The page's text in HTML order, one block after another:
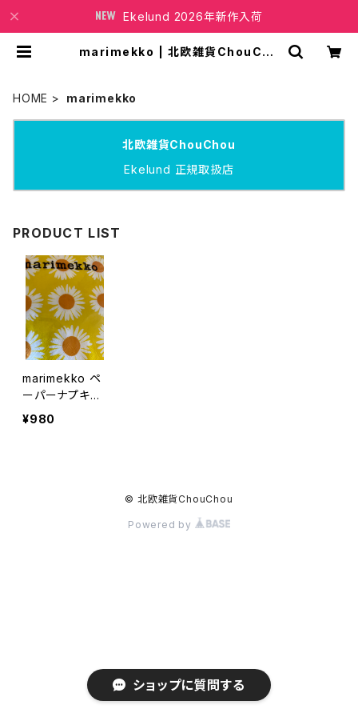
Ekelund 2026年新作入荷
marimekko | 北欧雑貨ChouCho
HOME marimekko
北欧雑貨ChouChou
Ekelund 正規取扱店
PRODUCT LIST
marimekko ペ
ーパーナプキ
ン アウリンゴン
¥980
© 北欧雑貨ChouChou
Powered by
ショップに質問する